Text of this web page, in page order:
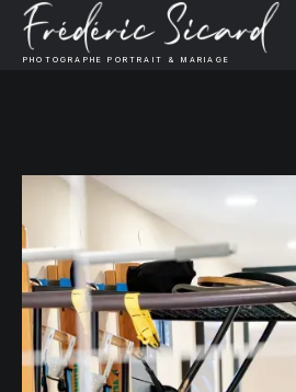
PHOTOGRAPHE PORTRAIT & MARIAGE